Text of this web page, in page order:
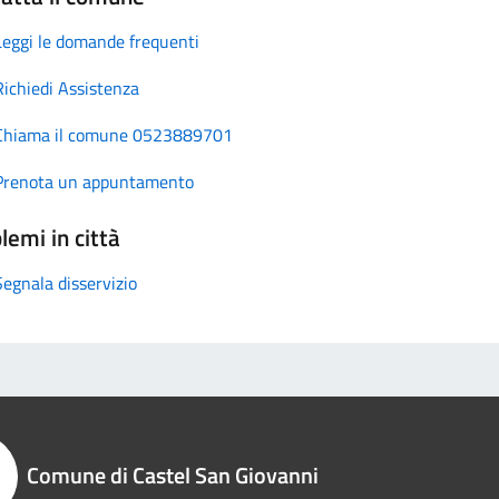
le domande frequenti
Assistenza
il comune 0523889701
un appuntamento
in città
disservizio
Comune di Castel San Giovanni